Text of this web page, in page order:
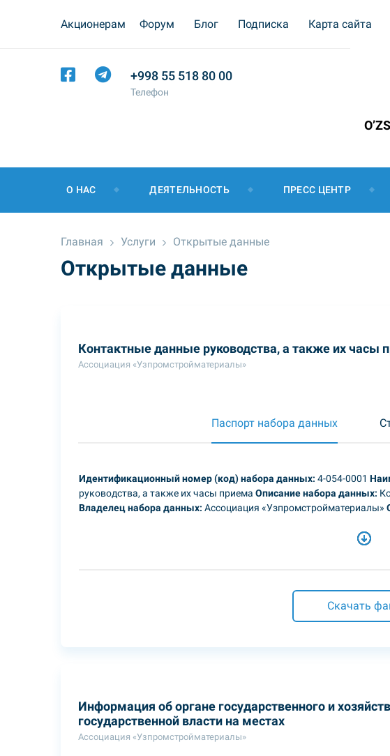
Акционерам Форум Блог Подписка Карта сайта
+998 55 518 80 00
Телефон
О НАС ДЕЯТЕЛЬНОСТЬ ПРЕСС ЦЕНТР
Главная Услуги Открытые данные
Открытые данные
Контактные данные руководства, а также их часы
Ассоциация «Узпромстройматериалы»
Паспорт набора данных
Идентификационный номер (код) набора данных: 4-054-0001
руководства, а также их часы приема Описание набора данных:
Владелец набора данных: Ассоциация «Узпромстройматериалы»
Скачать
Информация об органе государственного и
государственной власти на местах
Ассоциация «Узпромстройматериалы»